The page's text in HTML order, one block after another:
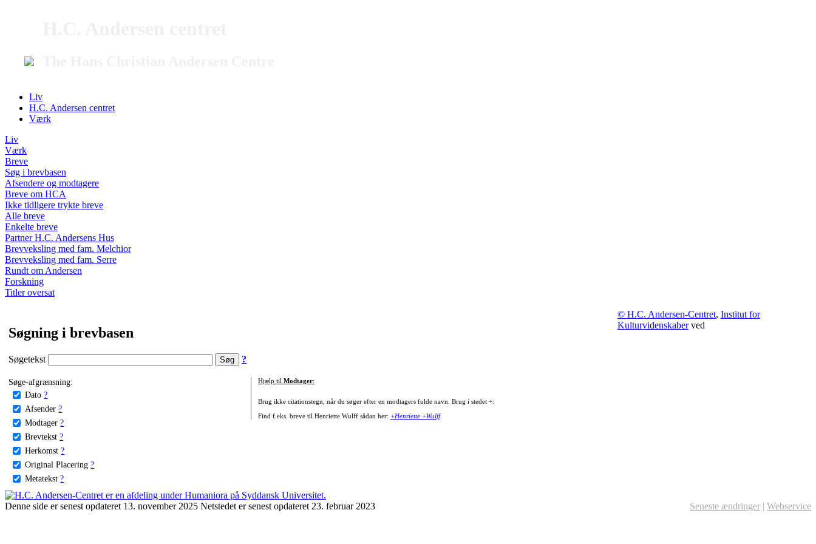
Liv
H.C. Andersen centret
Værk
Liv
Værk
Breve
Søg i brevbasen
Afsendere og modtagere
Breve om HCA
Ikke tidligere trykte breve
Alle breve
Enkelte breve
Partner H.C. Andersens Hus
Brevveksling med fam. Melchior
Brevveksling med fam. Serre
Rundt om Andersen
Forskning
Titler oversat
Søgning i brevbasen
Søgetekst ?
Søge-afgrænsning:
Dato ?
Afsender ?
Modtager ?
Brevtekst ?
Herkomst ?
Original Placering ?
Metatekst ?
Hjælp til Modtager:
Brug ikke citationstegn, når du søger efter en modtagers fulde navn. Brug i stedet +:
Find f.eks. breve til Henriette Wulff sådan her: +Henriette +Wulff.
© H.C. Andersen-Centret, Institut for
Kulturvidenskaberved
Denne side er senest opdateret 13. november 2025 Netstedet er senest opdateret 23. februar 2023 Seneste ændringer | Webservice